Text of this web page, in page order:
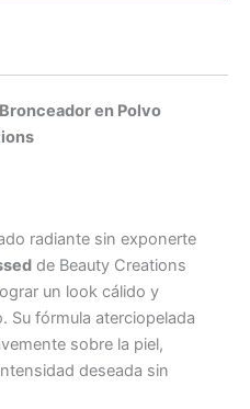
en Polvo
radiante sin exponerte
de Beauty Creations
un look cálido y
Su fórmula aterciopelada
sobre la piel,
deseada sin